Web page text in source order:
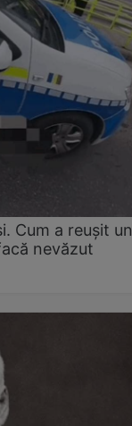
Cum a reușit un
nevăzut